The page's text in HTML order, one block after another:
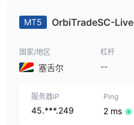
MT5 OrbiTradeSC-Live
国家/地区
塞舌尔
杠杆
--
服务器IP
45.***.249
Ping
2 ms